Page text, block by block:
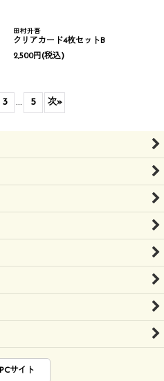
田村升吾
クリアカード4枚セットB
2,500円(税込)
3 ... 5 次»
PCサイト